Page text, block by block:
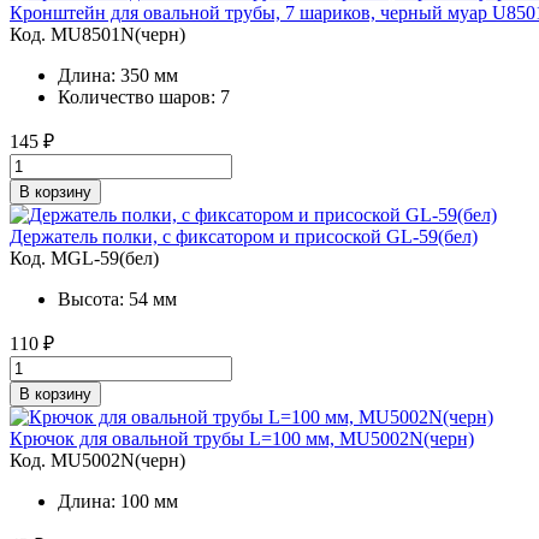
Кронштейн для овальной трубы, 7 шариков, черный муар
Код. MU8501N(черн)
Длина: 350 мм
Количество шаров: 7
145 ₽
В корзину
Держатель полки, с фиксатором и присоской GL-59(бел)
Код. MGL-59(бел)
Высота: 54 мм
110 ₽
В корзину
Крючок для овальной трубы L=100 мм, MU5002N(черн)
Код. MU5002N(черн)
Длина: 100 мм